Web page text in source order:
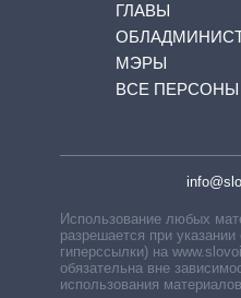
ГЛАВЫ
МЭРЫ
ВСЕ ПЕРСОНЫ
Использование любых
разрешается при
гиперссылки) на
обязательна вне
использования материалов.